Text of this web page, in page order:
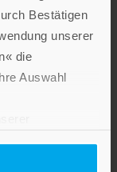
Bestätigen
unserer
die
Auswahl
Religion und